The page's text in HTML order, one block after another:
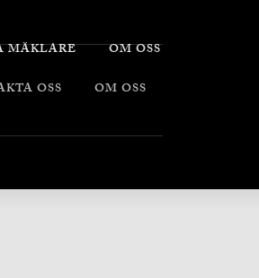
MÄKLARE OM OSS
OSS OM OSS